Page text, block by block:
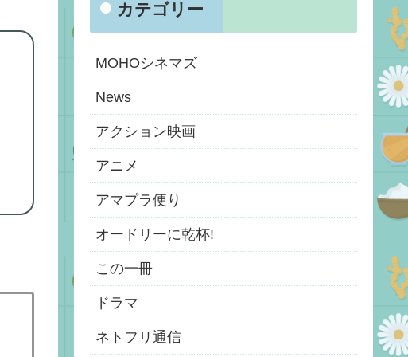
カテゴリー
MOHOシネマズ
News
アクション映画
アニメ
アマプラ便り
オードリーに乾杯!
この一冊
ドラマ
ネトフリ通信